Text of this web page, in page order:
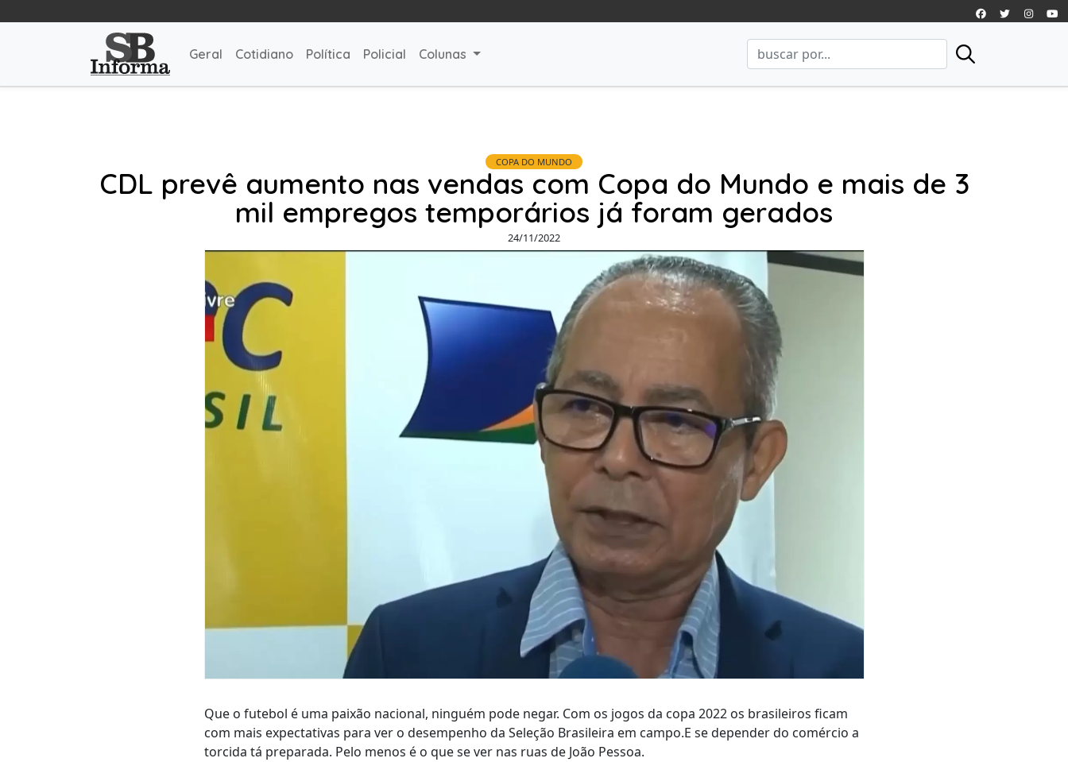
Geral Cotidiano Política Policial Colunas
COPA DO MUNDO
CDL prevê aumento nas vendas com Copa do Mundo e mais de 3
mil empregos temporários já foram gerados
24/11/2022
Que o futebol é uma paixão nacional, ninguém pode negar. Com os jogos da copa 2022 os brasileiros ficam
com mais expectativas para ver o desempenho da Seleção Brasileira em campo.E se depender do comércio a
torcida tá preparada. Pelo menos é o que se ver nas ruas de João Pessoa.